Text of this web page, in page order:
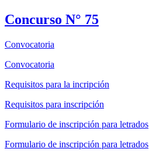
Concurso N° 75
Convocatoria
Convocatoria
Requisitos para la incripción
Requisitos para inscripción
Formulario de inscripción para letrados
Formulario de inscripción para letrados